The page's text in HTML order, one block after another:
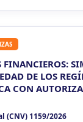
FINANCIEROS:
DE LOS
CON
(CNV) 1159/2026